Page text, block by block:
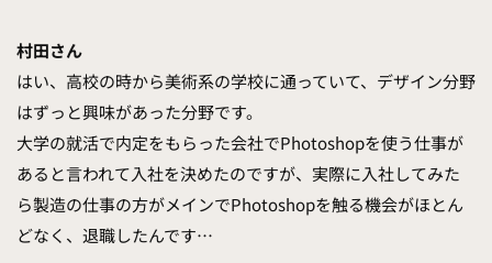
村田さん
はい、高校の時から美術系の学校に通っていて、デザイン分野
はずっと興味があった分野です。
大学の就活で内定をもらった会社でPhotoshopを使う仕事が
あると言われて入社を決めたのですが、実際に入社してみた
ら製造の仕事の方がメインでPhotoshopを触る機会がほとん
どなく、退職したんです…